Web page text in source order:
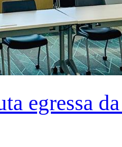
egressa